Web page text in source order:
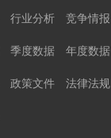
行业分析 竞争情报
季度数据 年度数据
政策文件 法律法规